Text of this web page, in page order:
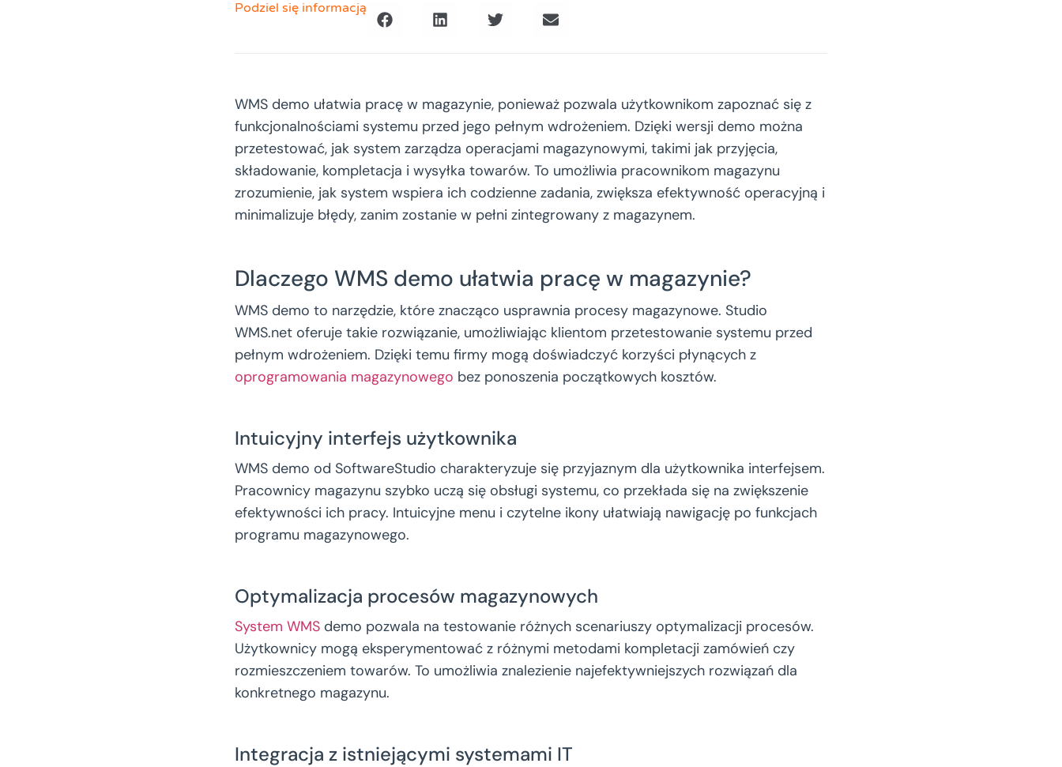
Podziel się informacją
WMS demo ułatwia pracę w magazynie, ponieważ pozwala użytkownikom zapoznać się z
funkcjonalnościami systemu przed jego pełnym wdrożeniem. Dzięki wersji demo można
przetestować, jak system zarządza operacjami magazynowymi, takimi jak przyjęcia,
składowanie, kompletacja i wysyłka towarów. To umożliwia pracownikom magazynu
zrozumienie, jak system wspiera ich codzienne zadania, zwiększa efektywność operacyjną i
minimalizuje błędy, zanim zostanie w pełni zintegrowany z magazynem.
Dlaczego WMS demo ułatwia pracę w magazynie?
WMS demo to narzędzie, które znacząco usprawnia procesy magazynowe. Studio
WMS.net oferuje takie rozwiązanie, umożliwiając klientom przetestowanie systemu przed
pełnym wdrożeniem. Dzięki temu firmy mogą doświadczyć korzyści płynących z
oprogramowania magazynowego bez ponoszenia początkowych kosztów.
Intuicyjny interfejs użytkownika
WMS demo od SoftwareStudio charakteryzuje się przyjaznym dla użytkownika interfejsem.
Pracownicy magazynu szybko uczą się obsługi systemu, co przekłada się na zwiększenie
efektywności ich pracy. Intuicyjne menu i czytelne ikony ułatwiają nawigację po funkcjach
programu magazynowego.
Optymalizacja procesów magazynowych
System WMS demo pozwala na testowanie różnych scenariuszy optymalizacji procesów.
Użytkownicy mogą eksperymentować z różnymi metodami kompletacji zamówień czy
rozmieszczeniem towarów. To umożliwia znalezienie najefektywniejszych rozwiązań dla
konkretnego magazynu.
Integracja z istniejącymi systemami IT